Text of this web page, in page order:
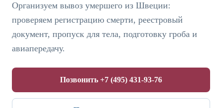
Организуем вывоз умершего из Швеции:
проверяем регистрацию смерти, реестровый
документ, пропуск для тела, подготовку гроба и
авиапередачу.
Позвонить +7 (495) 431-93-76